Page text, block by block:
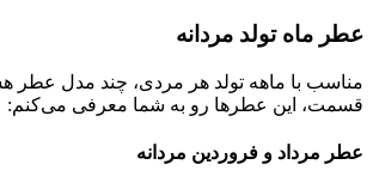
عطر ماه تولد مردانه
مناسب با ماهه تولد هر مردی، چند مدل عطر
قسمت، این عطر‌ها رو به شما معرفی می‌کنم:
عطر مرداد و فروردین مردانه